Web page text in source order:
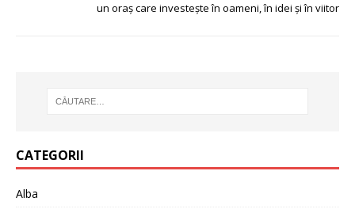
un oraș care investește în oameni, în idei și în viitor
CATEGORII
Alba